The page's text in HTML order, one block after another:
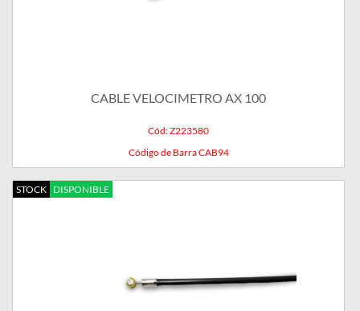
CABLE VELOCIMETRO AX 100
Cód: Z223580
Código de Barra CAB94
STOCK DISPONIBLE